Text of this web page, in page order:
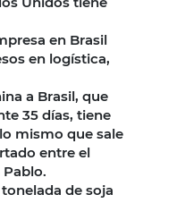
en Brasil
en logística,
a Brasil, que
35 días, tiene
mismo que sale
entre el
Pablo.
de soja